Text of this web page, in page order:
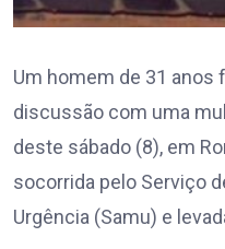
Um homem de 31 anos
discussão com uma
deste sábado (8), em
socorrida pelo Serviço
Urgência (Samu) e